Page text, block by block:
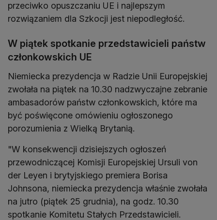
przeciwko opuszczaniu UE i najlepszym
rozwiązaniem dla Szkocji jest niepodległość.
W piątek spotkanie przedstawicieli państw
członkowskich UE
Niemiecka prezydencja w Radzie Unii Europejskiej
zwołała na piątek na 10.30 nadzwyczajne zebranie
ambasadorów państw członkowskich, które ma
być poświęcone omówieniu ogłoszonego
porozumienia z Wielką Brytanią.
"W konsekwencji dzisiejszych ogłoszeń
przewodniczącej Komisji Europejskiej Ursuli von
der Leyen i brytyjskiego premiera Borisa
Johnsona, niemiecka prezydencja właśnie zwołała
na jutro (piątek 25 grudnia), na godz. 10.30
spotkanie Komitetu Stałych Przedstawicieli.